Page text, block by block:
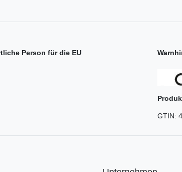
Person für die EU
GTIN: